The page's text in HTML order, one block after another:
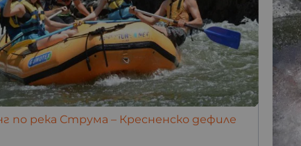
по река Струма – Кресненско дефиле